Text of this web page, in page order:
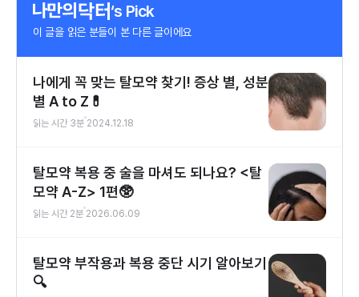
‘s Pick
이 글을 읽은 분들이 본 다른 글이에요
나에게 꼭 맞는 탈모약 찾기! 증상 별, 성분
별 A to Z💊
읽는 시간 3분 2024.12.18
탈모약 복용 중 술을 마셔도 되나요? <탈
모약 A-Z> 1편🥸
읽는 시간 2분 2026.06.09
탈모약 부작용과 복용 중단 시기 알아보기
🔍